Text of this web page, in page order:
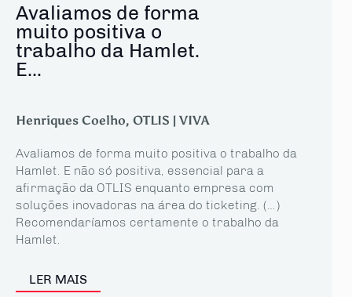
Avaliamos de forma
muito positiva o
trabalho da Hamlet.
E...
Henriques Coelho, OTLIS | VIVA
Avaliamos de forma muito positiva o trabalho da
Hamlet. E não só positiva, essencial para a
afirmação da OTLIS enquanto empresa com
soluções inovadoras na área do ticketing. (…)
Recomendaríamos certamente o trabalho da
Hamlet.
LER MAIS